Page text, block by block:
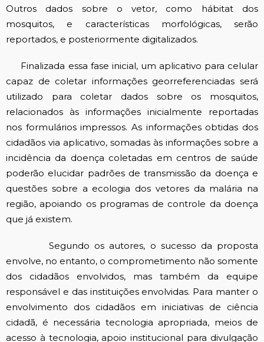
Outros dados sobre o vetor, como hábitat dos
mosquitos, e características morfológicas, serão
reportados, e posteriormente digitalizados.
Finalizada essa fase inicial, um aplicativo para celular
capaz de coletar informações georreferenciadas será
utilizado para coletar dados sobre os mosquitos,
relacionados às informações inicialmente reportadas
nos formulários impressos. As informações obtidas dos
cidadãos via aplicativo, somadas às informações sobre a
incidência da doença coletadas em centros de saúde
poderão elucidar padrões de transmissão da doença e
questões sobre a ecologia dos vetores da malária na
região, apoiando os programas de controle da doença
que já existem.
Segundo os autores, o sucesso da proposta
envolve, no entanto, o comprometimento não somente
dos cidadãos envolvidos, mas também da equipe
responsável e das instituições envolvidas. Para manter o
envolvimento dos cidadãos em iniciativas de ciência
cidadã, é necessária tecnologia apropriada, meios de
acesso à tecnologia, apoio institucional para divulgação